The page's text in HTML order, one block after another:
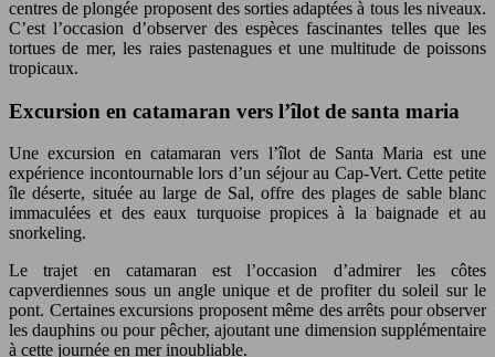
centres de plongée proposent des sorties adaptées à tous les niveaux.
C’est l’occasion d’observer des espèces fascinantes telles que les
tortues de mer, les raies pastenagues et une multitude de poissons
tropicaux.
Excursion en catamaran vers l’îlot de santa maria
Une excursion en catamaran vers l’îlot de Santa Maria est une
expérience incontournable lors d’un séjour au Cap-Vert. Cette petite
île déserte, située au large de Sal, offre des plages de sable blanc
immaculées et des eaux turquoise propices à la baignade et au
snorkeling.
Le trajet en catamaran est l’occasion d’admirer les côtes
capverdiennes sous un angle unique et de profiter du soleil sur le
pont. Certaines excursions proposent même des arrêts pour observer
les dauphins ou pour pêcher, ajoutant une dimension supplémentaire
à cette journée en mer inoubliable.